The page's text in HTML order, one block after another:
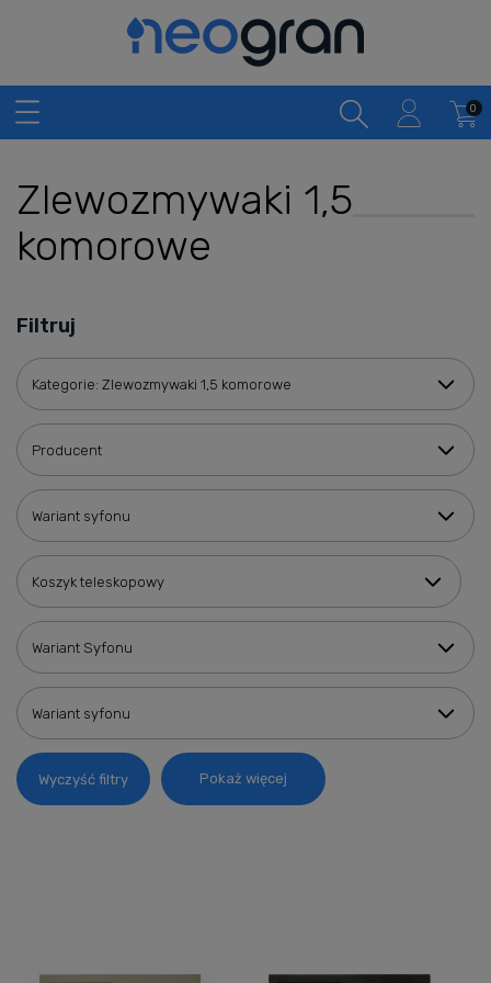
Zlewozmywaki 1,5
komorowe
Filtruj
Kategorie: Zlewozmywaki 1,5 komorowe
Producent
Wariant syfonu
Koszyk teleskopowy
Wariant Syfonu
Wariant syfonu
Wyczyść filtry Pokaż więcej